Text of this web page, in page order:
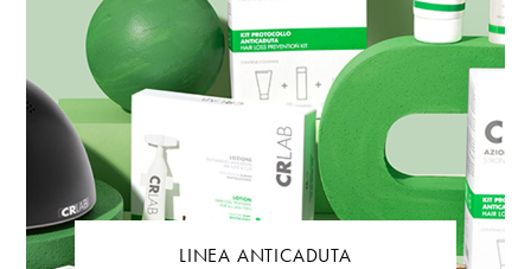
LINEA ANTICADUTA